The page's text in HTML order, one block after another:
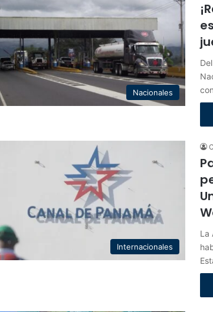
Nacionales
Internacionales
La